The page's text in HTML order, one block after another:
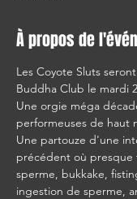
À propos de
Les Coyote Sluts
Buddha Club le mardi
Une orgie méga
performeuses de haut
Une partouze d'une
précédent où presque
sperme, bukkake,
ingestion de sperme,